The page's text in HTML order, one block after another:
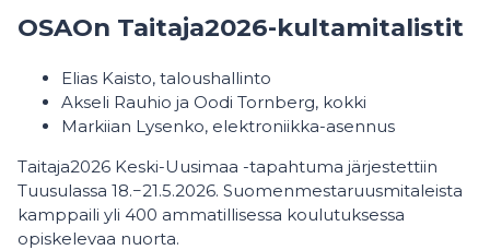
OSAOn Taitaja2026-kultamitalistit
Elias Kaisto, taloushallinto
Akseli Rauhio ja Oodi Tornberg, kokki
Markiian Lysenko, elektroniikka-asennus
Taitaja2026 Keski-Uusimaa -tapahtuma järjestettiin
Tuusulassa 18.−21.5.2026. Suomenmestaruusmitaleista
kamppaili yli 400 ammatillisessa koulutuksessa
opiskelevaa nuorta.